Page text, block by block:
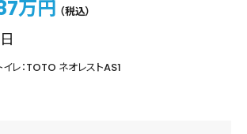
万円 （税込）
イレ：TOTO ネオレストAS1